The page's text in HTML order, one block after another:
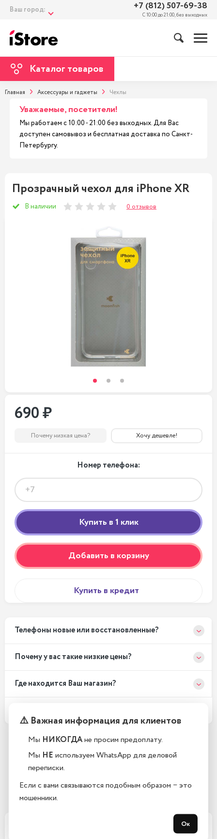
Ваш город: +7 (812) 507-69-38
С 10:00 до 21:00, без выходных
Каталог товаров
Главная Аксессуары и гаджеты Чехлы
Уважаемые, посетители!
Мы работаем с 10:00 - 21:00 без выходных. Для Вас
доступен самовывоз и бесплатная доставка по Санкт-
Петербургу.
Прозрачный чехол для iPhone XR
В наличии 0 отзывов
690 ₽
Почему низкая цена? Хочу дешевле!
Номер телефона:
Добавить в корзину
Купить в кредит
Телефоны новые или восстановленные?
Почему у вас такие низкие цены?
Где находится Ваш магазин?
Остались вопросы?
Закажите обратный звонок
С 10:00 до 21:00, без выходных
⚠️ Важная информация для клиентов
Мы НИКОГДАне просим предоплату.
Мы НЕ используем WhatsApp для деловой
переписки.
Если с вами связываются подобным образом − это
мошенники.
Ок